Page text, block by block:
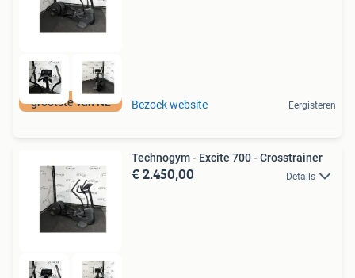
grootste van NL Bezoek website Eergisteren
Technogym - Excite 700 - Crosstrainer
€ 2.450,00 Details